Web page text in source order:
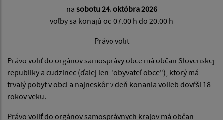
na sobotu 24. októbra 2026
voľby sa konajú od 07.00 h do 20.00 h
Právo voliť
Právo voliť do orgánov samosprávy obce má občan Slovenskej
republiky a cudzinec (ďalej len "obyvateľ obce"), ktorý má
trvalý pobyt v obci a najneskôr v deň konania volieb dovŕši 18
rokov veku.
Právo voliť do orgánov samosprávnych krajov má občan